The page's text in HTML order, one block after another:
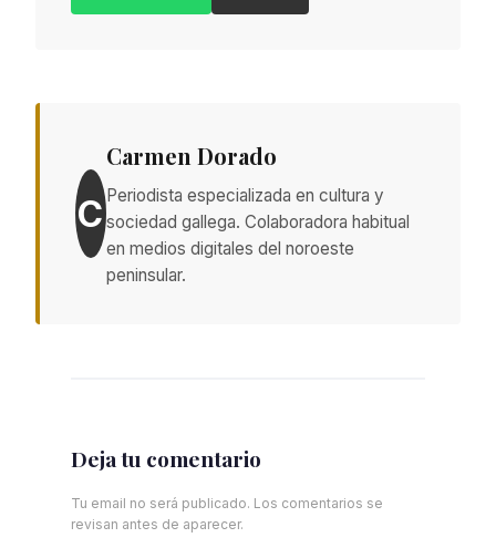
C
Carmen Dorado
Periodista especializada en cultura y
sociedad gallega. Colaboradora habitual
en medios digitales del noroeste
peninsular.
Deja tu comentario
Tu email no será publicado. Los comentarios se
revisan antes de aparecer.